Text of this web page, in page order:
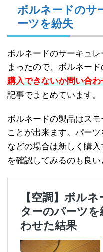
ボルネードのサ
ーツを紛失
ボルネードのサーキュ
まったので、ボルネー
購入できないか問い合わ
記事でまとめています。
ボルネードの製品はス
ことが出来ます。パー
などの場合は新しく購
を確認してみるのも良い